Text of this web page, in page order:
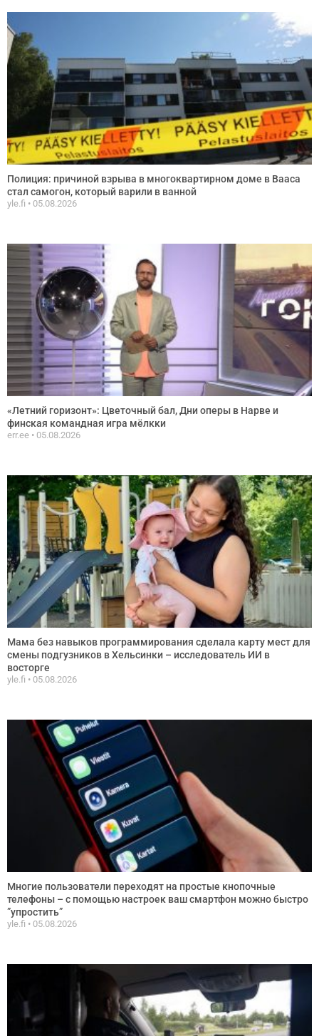
Полиция: причиной взрыва в многоквартирном доме в Вааса
стал самогон, который варили в ванной
yle.fi 05.08.2026
«Летний горизонт»: Цветочный бал, Дни оперы в Нарве и
финская командная игра мёлкки
err.ee 05.08.2026
Мама без навыков программирования сделала карту мест для
смены подгузников в Хельсинки – исследователь ИИ в
восторге
yle.fi 05.08.2026
Многие пользователи переходят на простые кнопочные
телефоны – с помощью настроек ваш смартфон можно быстро
”упростить”
yle.fi 05.08.2026